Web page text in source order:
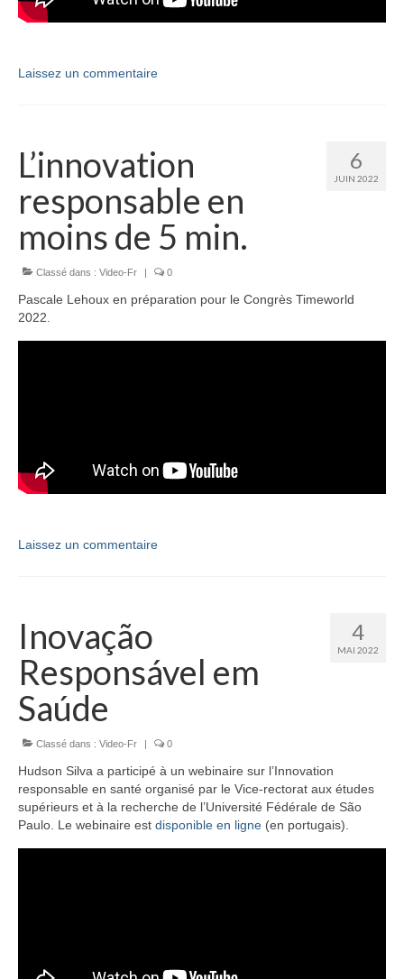
Laissez un commentaire
6
JUIN 2022
L’innovation
responsable en
moins de 5 min.
Classé dans : Video-Fr 0
Pascale Lehoux en préparation pour le Congrès Timeworld
2022.
Laissez un commentaire
4
MAI 2022
Inovação
Responsável em
Saúde
Classé dans : Video-Fr 0
Hudson Silva a participé à un webinaire sur l’Innovation
responsable en santé organisé par le Vice-rectorat aux études
supérieurs et à la recherche de l’Université Fédérale de São
Paulo. Le webinaire est disponible en ligne (en portugais).